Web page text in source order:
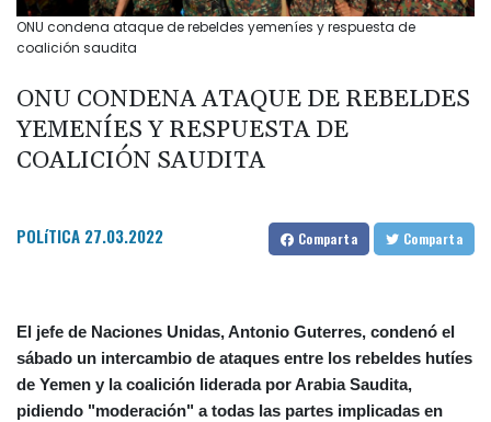
ONU condena ataque de rebeldes yemeníes y respuesta de
coalición saudita
ONU CONDENA ATAQUE DE REBELDES
YEMENÍES Y RESPUESTA DE
COALICIÓN SAUDITA
POLíTICA 27.03.2022 Comparta Comparta
El jefe de Naciones Unidas, Antonio Guterres, condenó el
sábado un intercambio de ataques entre los rebeldes hutíes
de Yemen y la coalición liderada por Arabia Saudita,
pidiendo "moderación" a todas las partes implicadas en